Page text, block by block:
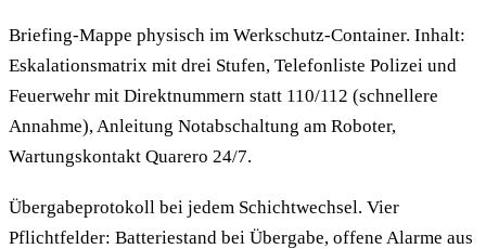
Briefing-Mappe physisch im Werkschutz-Container. Inhalt:
Eskalationsmatrix mit drei Stufen, Telefonliste Polizei und
Feuerwehr mit Direktnummern statt 110/112 (schnellere
Annahme), Anleitung Notabschaltung am Roboter,
Wartungskontakt Quarero 24/7.
Übergabeprotokoll bei jedem Schichtwechsel. Vier
Pflichtfelder: Batteriestand bei Übergabe, offene Alarme aus